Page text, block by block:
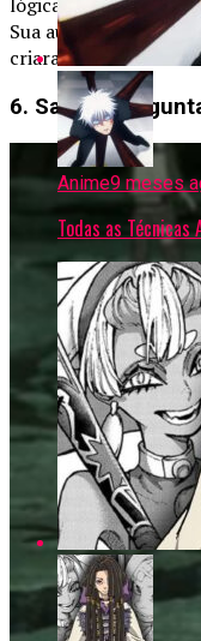
Sua ausência no
criaram buracos
6. Sakura
Anime9 meses
Todas as